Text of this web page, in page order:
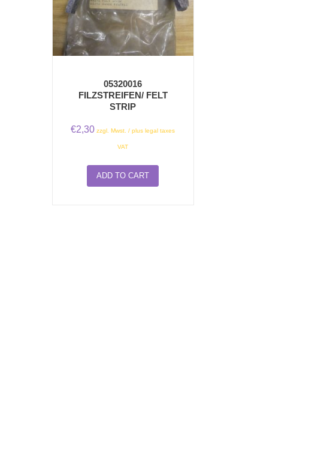
05320016
FILZSTREIFEN/ FELT
STRIP
€2,30 zzgl. Mwst. / plus legal taxes
VAT
ADD TO CART